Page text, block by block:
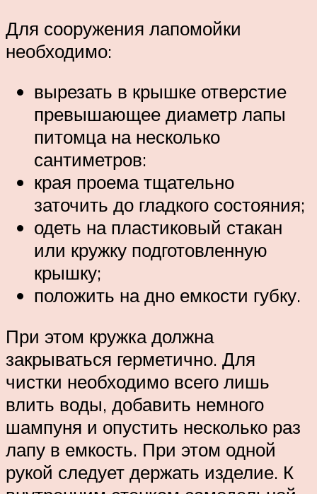
Для сооружения лапомойки
необходимо:
вырезать в крышке отверстие
превышающее диаметр лапы
питомца на несколько
сантиметров:
края проема тщательно
заточить до гладкого состояния;
одеть на пластиковый стакан
или кружку подготовленную
крышку;
положить на дно емкости губку.
При этом кружка должна
закрываться герметично. Для
чистки необходимо всего лишь
влить воды, добавить немного
шампуня и опустить несколько раз
лапу в емкость. При этом одной
рукой следует держать изделие. К